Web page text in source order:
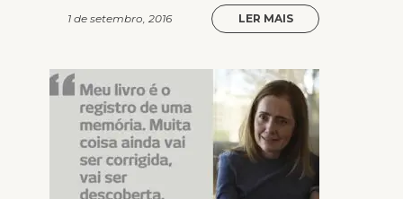
1 de setembro, 2016 LER MAIS